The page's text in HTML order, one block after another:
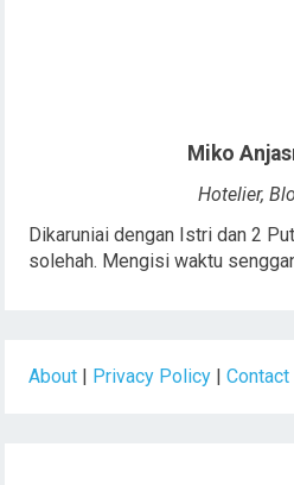
Miko
Hotelier,
Dikaruniai dengan Istri dan 2
solehah. Mengisi waktu
About Privacy Policy |Contact